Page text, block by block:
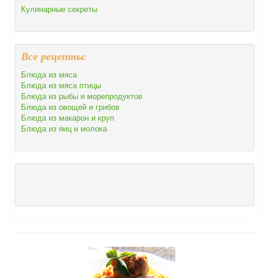
Кулинарные секреты
Все рецепты:
Блюда из мяса
Блюда из мяса птицы
Блюда из рыбы и морепродуктов
Блюда из овощей и грибов
Блюда из макарон и круп
Блюда из яиц и молока